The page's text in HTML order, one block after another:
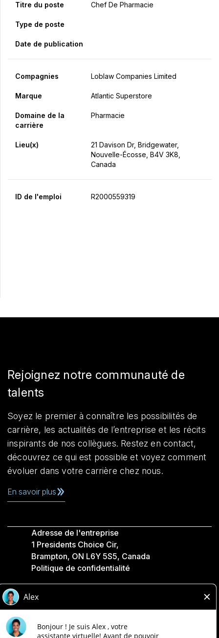
Titre du poste Chef De Pharmacie
Type de poste
Date de publication
Compagnies Loblaw Companies Limited
Marque Atlantic Superstore
Domaine de la
carrière
Pharmacie
Lieu(x)
21 Davison Dr, Bridgewater,
Nouvelle-Écosse, B4V 3K8,
Canada
ID de l'emploi R2000559319
Rejoignez notre communauté de
talents
Soyez le premier à connaître les possibilités de
carrière, les actualités de l’entreprise et les récits
inspirants de nos collègues. Restez en contact,
découvrez ce qui est possible et voyez comment
évoluer dans votre carrière chez nous.
En savoir plus
Adresse de l'entreprise
1 Presidents Choice Cir,
Brampton, ON L6Y 5S5, Canada
Politique de confidentialité
Accessibilité
Compagnies Loblaw